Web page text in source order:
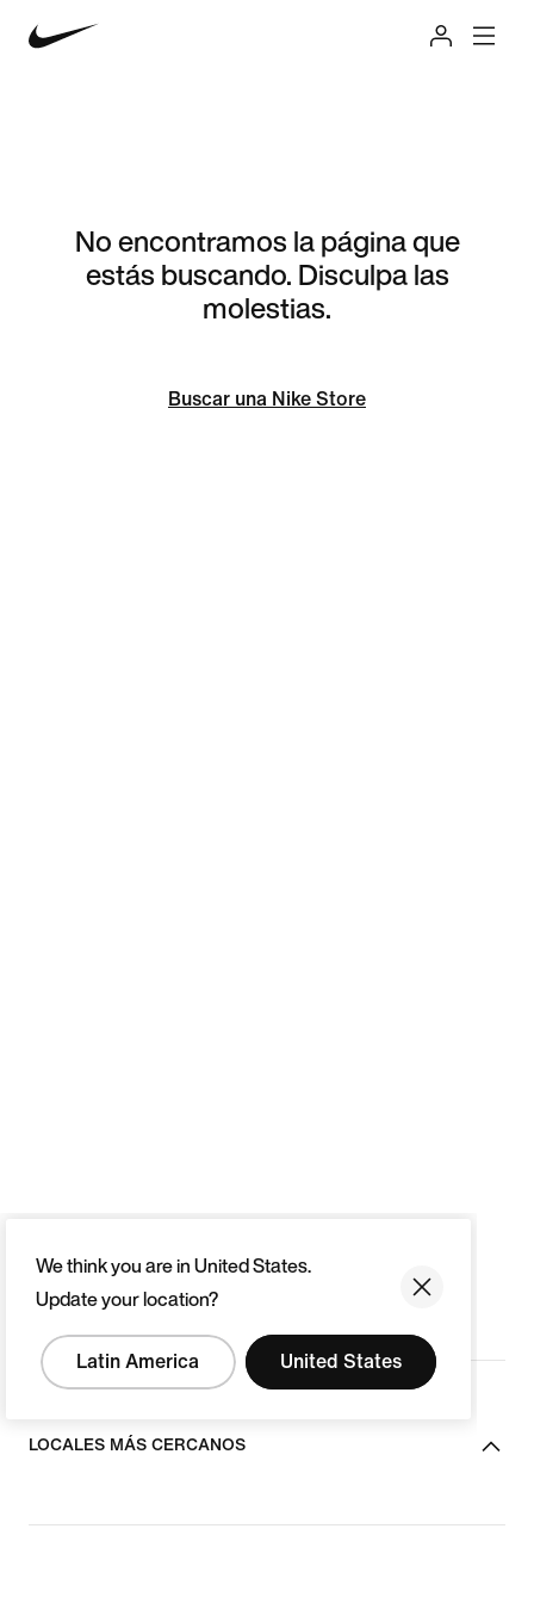
We think you are in United States.
Update your location?
Latin America United States
No encontramos la página que
estás buscando. Disculpa las
molestias.
Buscar una Nike Store
LOCALES MÁS CERCANOS